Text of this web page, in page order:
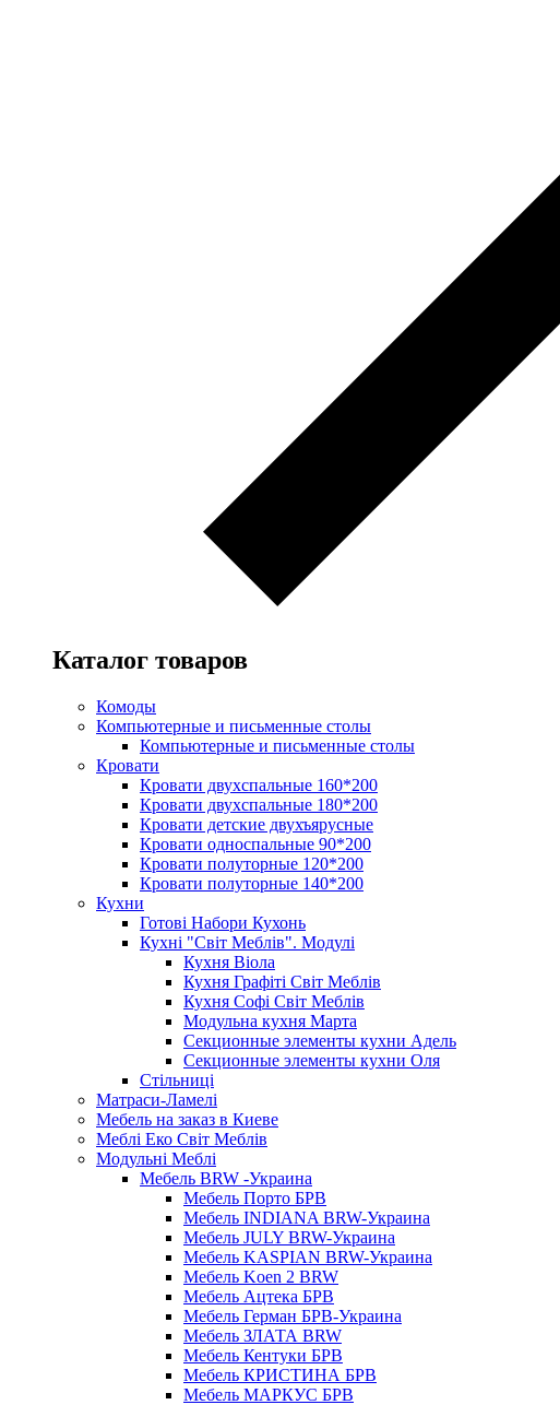
Каталог товаров
Комоды
Компьютерные и письменные столы
Компьютерные и письменные столы
Кровати
Кровати двухспальные 160*200
Кровати двухспальные 180*200
Кровати детские двухъярусные
Кровати односпальные 90*200
Кровати полуторные 120*200
Кровати полуторные 140*200
Кухни
Готові Набори Кухонь
Кухні "Світ Меблів". Модулі
Кухня Віола
Кухня Графіті Світ Меблів
Кухня Софі Світ Меблів
Модульна кухня Марта
Секционные элементы кухни Адель
Секционные элементы кухни Оля
Стільниці
Матраси-Ламелі
Мебель на заказ в Киеве
Меблі Еко Світ Меблів
Модульні Меблі
Мебель BRW -Украина
Мебель Порто БРВ
Мебель INDIANA BRW-Украина
Мебель JULY BRW-Украина
Мебель KASPIAN BRW-Украина
Мебель Koen 2 BRW
Мебель Ацтека БРВ
Мебель Герман БРВ-Украина
Мебель ЗЛАТА BRW
Мебель Кентуки БРВ
Мебель КРИСТИНА БРВ
Мебель МАРКУС БРВ